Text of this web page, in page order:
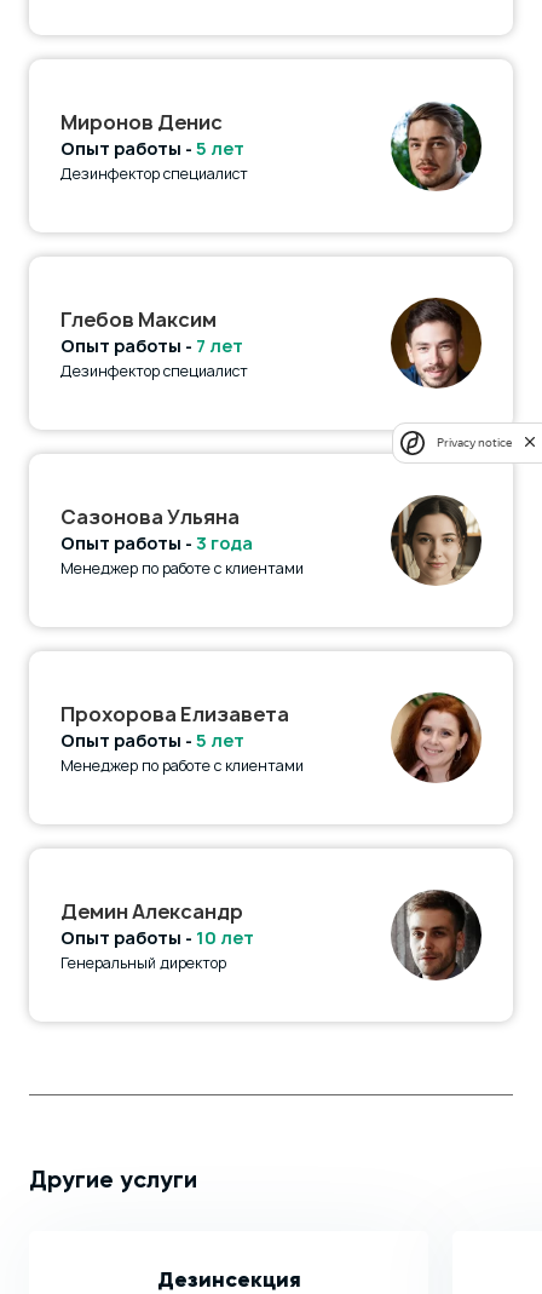
Миронов Денис
Опыт работы - 5 лет
Дезинфектор специалист
Глебов Максим
Опыт работы - 7 лет
Дезинфектор специалист
Сазонова Ульяна
Опыт работы - 3 года
Менеджер по работе с клиентами
Прохорова Елизавета
Опыт работы - 5 лет
Менеджер по работе с клиентами
Демин Александр
Опыт работы - 10 лет
Генеральный директор
Другие услуги
Дезинсекция
Privacy notice